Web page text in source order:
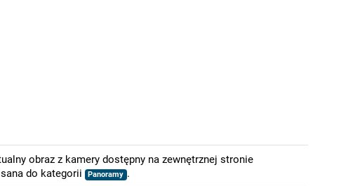
obraz z kamery dostępny na zewnętrznej stronie
do kategorii
Panoramy .